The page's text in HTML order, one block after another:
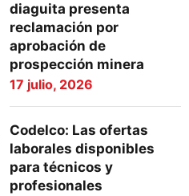
diaguita presenta
reclamación por
aprobación de
prospección minera
17 julio, 2026
Codelco: Las ofertas
laborales disponibles
para técnicos y
profesionales